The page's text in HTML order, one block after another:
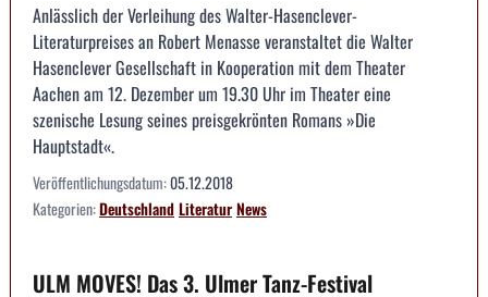
Anlässlich der Verleihung des Walter-Hasenclever-
Literaturpreises an Robert Menasse veranstaltet die Walter
Hasenclever Gesellschaft in Kooperation mit dem Theater
Aachen am 12. Dezember um 19.30 Uhr im Theater eine
szenische Lesung seines preisgekrönten Romans »Die
Hauptstadt«.
Veröffentlichungsdatum:05.12.2018
Kategorien:DeutschlandLiteraturNews
ULM MOVES! Das 3. Ulmer Tanz-Festival